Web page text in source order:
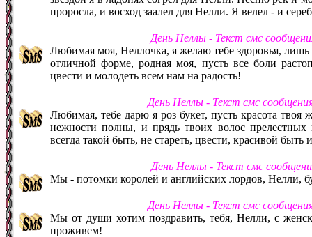
проросла, и восход заалел для Нелли. Я велел - и
День Неллы - Текст смс
Любимая моя, Неллочка, я желаю тебе здоровья, лишь
отличной форме, родная моя, пусть все боли
цвести и молодеть всем нам на радость!
День Неллы - Текст смс
Любимая, тебе дарю я роз букет, пусть красота
нежности полны, и прядь твоих волос
всегда такой быть, не стареть, цвести, красивой
День Неллы - Текст смс
Мы - потомки королей и английских лордов, Нелли,
День Неллы - Текст смс
Мы от души хотим поздравить, тебя, Нелли, с
проживем!